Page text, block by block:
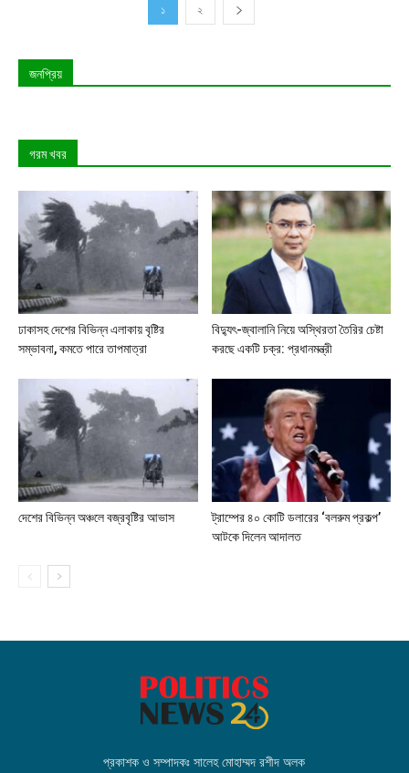
১ ২
জনপ্রিয়
গরম খবর
ঢাকাসহ দেশের বিভিন্ন এলাকায় বৃষ্টির
সম্ভাবনা, কমতে পারে তাপমাত্রা
বিদ্যুৎ-জ্বালানি নিয়ে অস্থিরতা তৈরির চেষ্টা
করছে একটি চক্র: প্রধানমন্ত্রী
দেশের বিভিন্ন অঞ্চলে বজ্রবৃষ্টির আভাস
ট্রাম্পের ৪০ কোটি ডলারের ‘বলরুম প্রকল্প’
আটকে দিলেন আদালত
প্রকাশক ও সম্পাদকঃ সালেহ মোহাম্মদ রশীদ অলক